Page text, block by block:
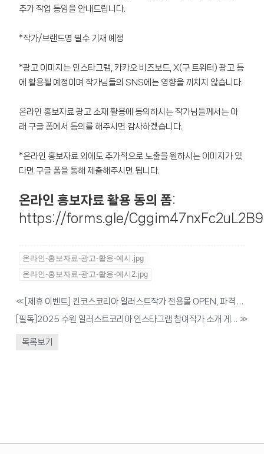
추가 작업 등임을 안내드립니다.
*작가/브랜드명 필수 기재 예정
*광고 이미지는 인스타그램, 카카오 비즈보드, X(구 트위터) 광고 등
에 활용될 예정이며 작가님들의 SNS에는 영향을 끼치지 않습니다.
온라인 홍보자료 광고 소재 활용에 동의하시는 작가님들께서는 아
래 구글 폼에서 동의를 해주시면 감사하겠습니다.
*온라인 홍보자료 외에도 추가적으로 노출을 원하시는 이미지가 있
다면 구글 폼을 통해 제출해주시면 됩니다.
온라인 홍보자료 활용 동의 폼:
https://forms.gle/Cggim47nxFc2uL2B9
온라인-홍보자료-광고-활용-예시.jpg
온라인-홍보자료-광고-활용-예시2.jpg
«
[제휴 이벤트] 킨코스코리아 일러스트작가 전용몰 OPEN, 파격 혜택 제공
[필독]2025 수원 일러스트코리아 인스타그램 참여작가 소개 게시물 업로드 안내 »
목록보기